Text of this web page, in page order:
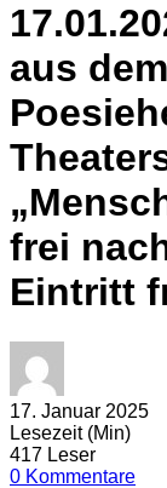
aus
frei
Eintritt
17. Januar 2025
Lesezeit (Min)
417 Leser
0 Kommentare